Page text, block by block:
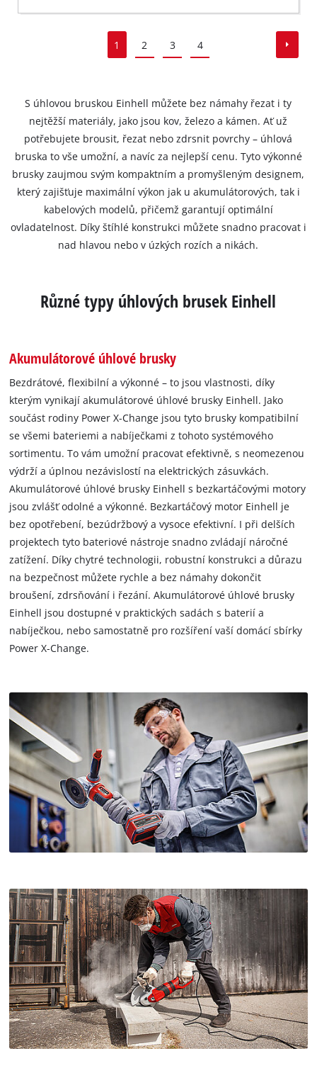
1 2 3 4
S úhlovou bruskou Einhell můžete bez námahy řezat i ty
nejtěžší materiály, jako jsou kov, železo a kámen. Ať už
potřebujete brousit, řezat nebo zdrsnit povrchy – úhlová
bruska to vše umožní, a navíc za nejlepší cenu. Tyto výkonné
brusky zaujmou svým kompaktním a promyšleným designem,
který zajišťuje maximální výkon jak u akumulátorových, tak i
kabelových modelů, přičemž garantují optimální
ovladatelnost. Díky štíhlé konstrukci můžete snadno pracovat i
nad hlavou nebo v úzkých rozích a nikách.
Různé typy úhlových brusek Einhell
Akumulátorové úhlové brusky
Bezdrátové, flexibilní a výkonné – to jsou vlastnosti, díky
kterým vynikají akumulátorové úhlové brusky Einhell. Jako
součást rodiny Power X-Change jsou tyto brusky kompatibilní
se všemi bateriemi a nabíječkami z tohoto systémového
sortimentu. To vám umožní pracovat efektivně, s neomezenou
výdrží a úplnou nezávislostí na elektrických zásuvkách.
Akumulátorové úhlové brusky Einhell s bezkartáčovými motory
jsou zvlášť odolné a výkonné. Bezkartáčový motor Einhell je
bez opotřebení, bezúdržbový a vysoce efektivní. I při delších
projektech tyto bateriové nástroje snadno zvládají náročné
zatížení. Díky chytré technologii, robustní konstrukci a důrazu
na bezpečnost můžete rychle a bez námahy dokončit
broušení, zdrsňování i řezání. Akumulátorové úhlové brusky
Einhell jsou dostupné v praktických sadách s baterií a
nabíječkou, nebo samostatně pro rozšíření vaší domácí sbírky
Power X-Change.